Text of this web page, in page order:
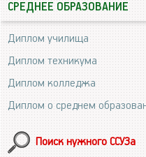
СРЕДНЕЕ ОБРАЗОВАНИЕ
Диплом училища
Диплом техникума
Диплом колледжа
Диплом о среднем
Поиск нужного ССУЗа